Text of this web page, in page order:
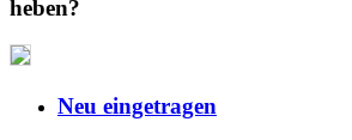
heben?
Neu eingetragen